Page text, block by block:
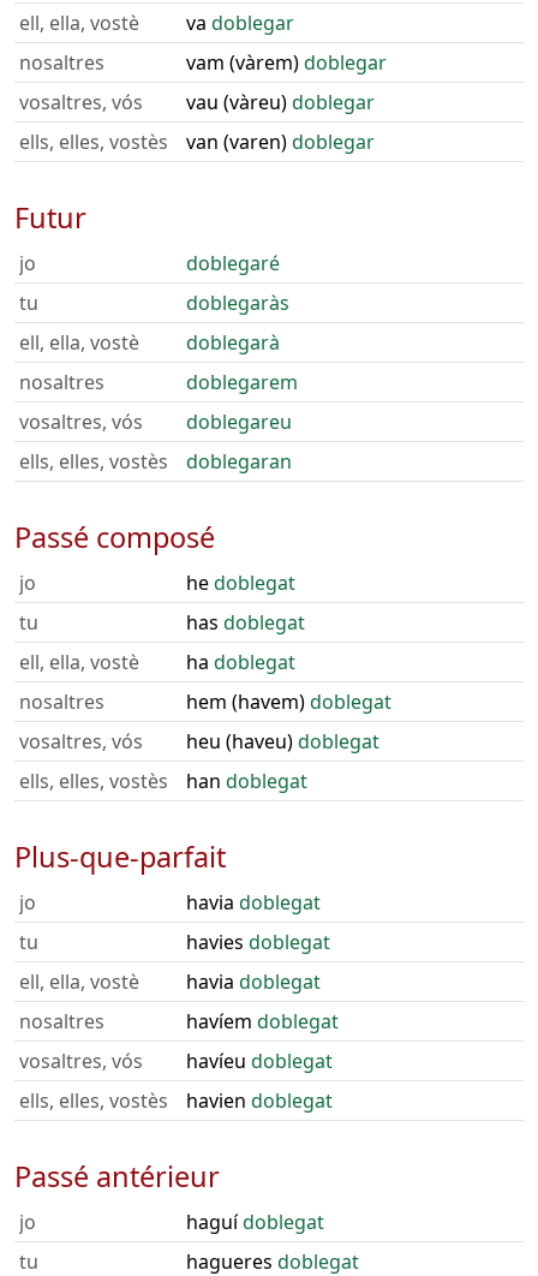
ell, ella, vostè
va doblegar
nosaltres
vam (vàrem)doblegar
vosaltres, vós
vau (vàreu)doblegar
ells, elles, vostès
van (varen)doblegar
Futur
jo
doblegaré
tu
doblegaràs
ell, ella, vostè
doblegarà
nosaltres
doblegarem
vosaltres, vós
doblegareu
ells, elles, vostès
doblegaran
Passé composé
jo hedoblegat
tu
has doblegat
ell, ella, vostè
ha doblegat
nosaltres
hem (havem)doblegat
vosaltres, vós
heu (haveu)doblegat
ells, elles, vostès
han doblegat
Plus-que-parfait
jo havia doblegat
tu
havies doblegat
ell, ella, vostè
havia doblegat
nosaltres
havíem doblegat
vosaltres, vós
havíeu doblegat
ells, elles, vostès
havien doblegat
Passé antérieur
jo haguídoblegat
tu
hagueres doblegat